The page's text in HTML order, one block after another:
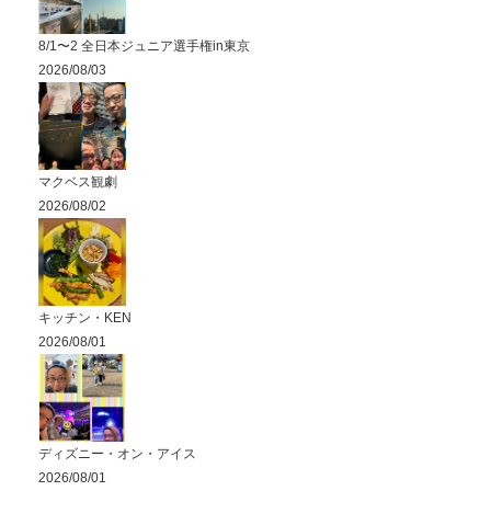
8/1〜2 全日本ジュニア選手権in東京
2026/08/03
マクベス観劇
2026/08/02
キッチン・KEN
2026/08/01
ディズニー・オン・アイス
2026/08/01